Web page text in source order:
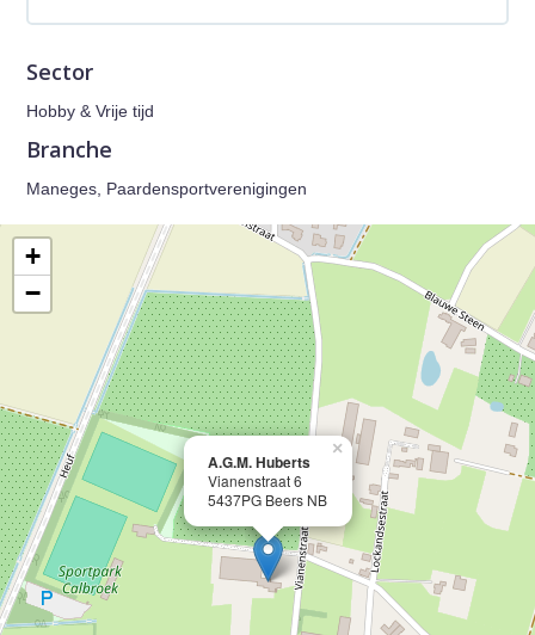
Sector
Hobby & Vrije tijd
Branche
Maneges, Paardensportverenigingen
A.G.M. Huberts
Vianenstraat 6
5437PG Beers NB
×
+
−